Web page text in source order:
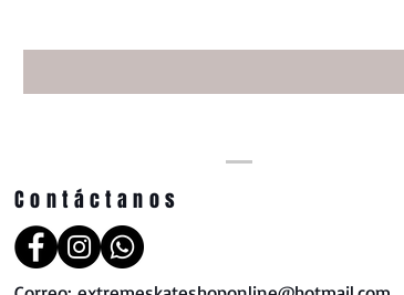
Contáctanos